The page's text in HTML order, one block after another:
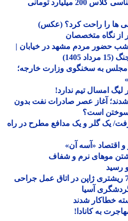
نشود/ رضاییان به جای قدرشناسی کلاس 200 میلیارد تومانی
ها را راحت کرد؟ (عکس)
نگاه متخصصان
حضور مردم مشهد در خیابان |
به سخنگوی وزارت خارجه؛
امسال تیم ندارد!
آغاز عصر صادرات نفت بدون
است؟
گلر و یک مدافع مطرح در راه
«آسه آن»
موهای نرم و شفاف
خطاکار شدند
به کانادا!